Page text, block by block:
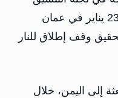
العسكري في الفترة من 21 إلى 23 يناير في عمان
وقف إطلاق للنار
إلى اليمن، خلال